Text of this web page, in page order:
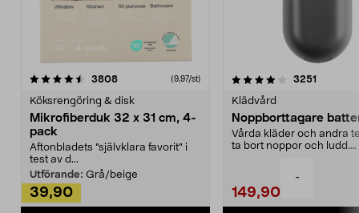
-
3808recensioner (9,97/st)
Köksrengöring & disk
Mikrofiberduk 32 x 31 cm, 4-
pack
Aftonbladets "självklara favorit” i
test av d...
Utförande: Grå/beige
39,90
4.0av 5 stjärnor 3251
Klädvård
Noppborttagare
Vårda kläder och andra
ta bort noppor och ludd.
149,90
4.5av 5 stjärnor